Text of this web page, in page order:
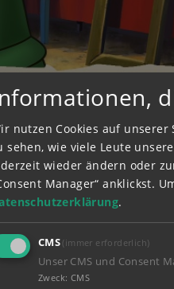
FAHRENDE
Hannes regelmäßig die
Dinge zu
Milchkanne oder
Geschichte. Und auch
erzählt, hören sie ihm
fahrenden Händler
nutzen Cookies auf
sehen, wie viele Leute
wieder ändern oder
Manager“ anklickst.
.
CMS (immer erforderlich)
Unser CMS und Consent
Zweck: CMS